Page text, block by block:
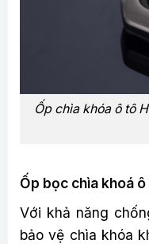
Ốp chìa khóa ô tô
Ốp bọc chìa khoá
Với khả năng
bảo vệ chìa khóa